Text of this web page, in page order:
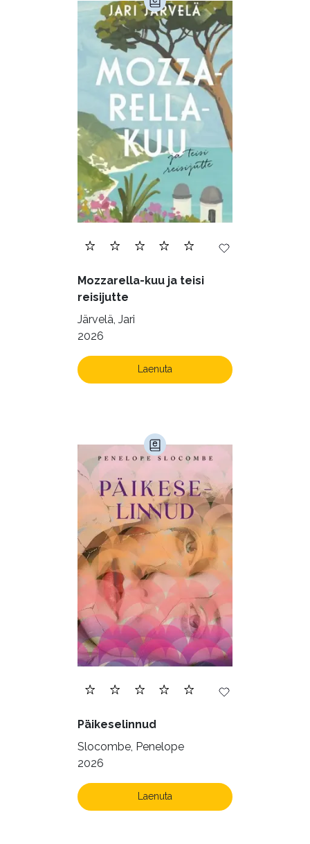
Mozzarella-kuu ja teisi
reisijutte
Järvelä, Jari
2026
Laenuta
Päikeselinnud
Slocombe, Penelope
2026
Laenuta